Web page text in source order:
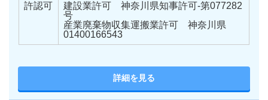
許認可
建設業許可 神奈川県知事許可-第077282
号
産業廃棄物収集運搬業許可 神奈川県
01400166543
詳細を見る